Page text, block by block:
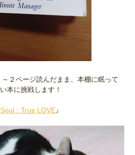
２ページ読んだまま、本棚に眠って
本に挑戦します！
：True LOVE』